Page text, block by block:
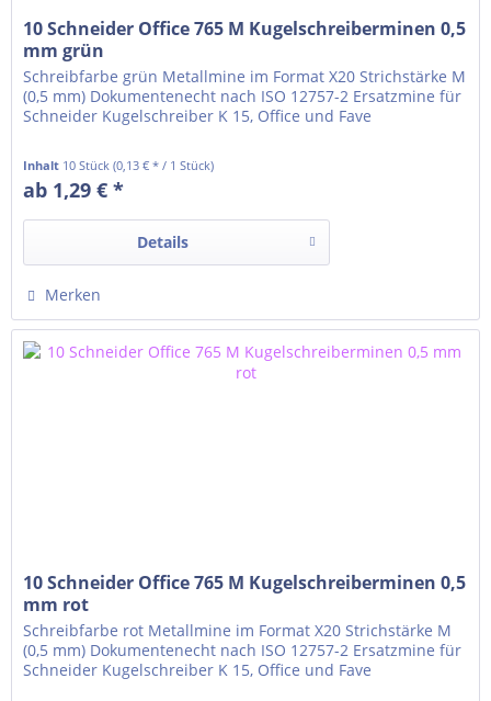
10 Schneider Office 765 M Kugelschreiberminen 0,5
mm grün
Schreibfarbe grün Metallmine im Format X20 Strichstärke M
(0,5 mm) Dokumentenecht nach ISO 12757-2 Ersatzmine für
Schneider Kugelschreiber K 15, Office und Fave
Inhalt 10 Stück(0,13 € * / 1 Stück)
ab 1,29 € *
Details
Merken
10 Schneider Office 765 M Kugelschreiberminen 0,5
mm rot
Schreibfarbe rot Metallmine im Format X20 Strichstärke M
(0,5 mm) Dokumentenecht nach ISO 12757-2 Ersatzmine für
Schneider Kugelschreiber K 15, Office und Fave